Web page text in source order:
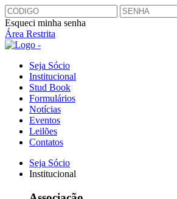
Esqueci minha senha
Área Restrita
Seja Sócio
Institucional
Stud Book
Formulários
Notícias
Eventos
Leilões
Contatos
Seja Sócio
Institucional